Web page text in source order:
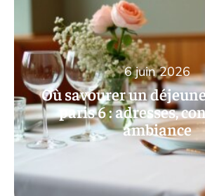
Où savourer un
paris 6 : adresses,
ambiance
6 juin 2026